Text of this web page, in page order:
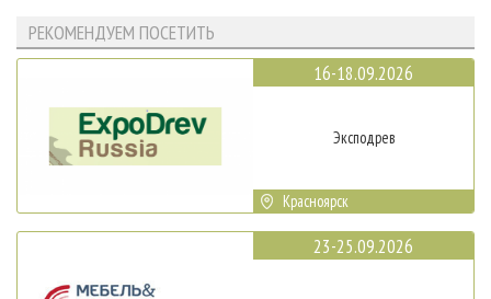
РЕКОМЕНДУЕМ ПОСЕТИТЬ
16-18.09.2026
Эксподрев
Красноярск
23-25.09.2026